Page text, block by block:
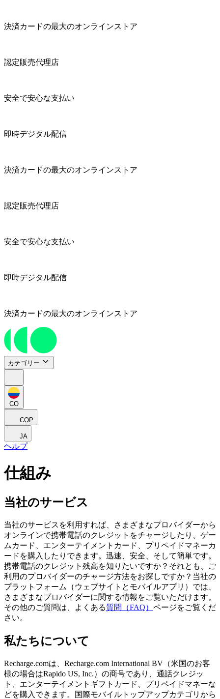
決済カードの最大のオンラインストア
認定販売代理店
安全で安心な支払い
即時デジタル配信
決済カードの最大のオンラインストア
認定販売代理店
安全で安心な支払い
即時デジタル配信
決済カードの最大のオンラインストア
カテゴリー
CO
COP
JA
ヘルプ
仕組み
当社のサービス
当社のサービスを利用すれば、さまざまなプロバイダーから
オンラインで携帯電話のクレジットをチャージしたり、ゲー
ムカード、エンターテイメントカード、プリペイドマネーカ
ードを購入したりできます。迅速、安全、そして簡単です。
携帯電話のクレジット残高を知りたいですか？それとも、ご
利用のプロバイダーのチャージ方法をお探しですか？当社の
プラットフォーム（ウェブサイトとモバイルアプリ）では、
さまざまなプロバイダーに関する情報をご覧いただけます。
その他のご質問は、よくある質問（FAQ） ページをご覧くだ
さい。
私たちについて
Recharge.comは、Recharge.com International BV（米国のお客
様の場合はRapido US, Inc.）の商号であり、通話クレジッ
ト、エンターテイメントギフトカード、プリペイドマネーな
どを購入できます。国際モバイルトップアップカテゴリから